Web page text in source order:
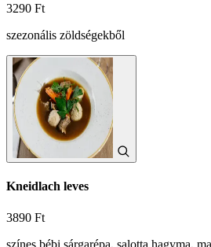
3290 Ft
szezonális zöldségekből
Kneidlach leves
3890 Ft
színes bébi sárgarépa, salotta hagyma,